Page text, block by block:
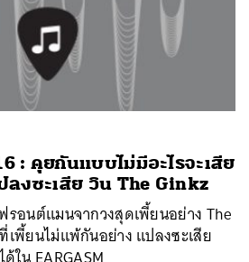
: คุยกันแบบไม่มีอะไรจะเสีย
ลงซะเสีย วิน The Ginkz
รอนต์แมนจากวงสุดเพี้ยนอย่าง The
เพี้ยนไม่แพ้กันอย่าง แปลงซะเสีย
TWEET EMAIL